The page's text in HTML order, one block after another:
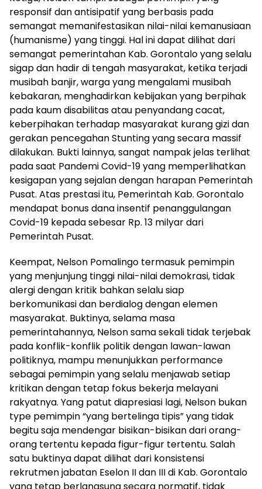
responsif dan antisipatif yang berbasis pada
semangat memanifestasikan nilai-nilai kemanusiaan
(humanisme) yang tinggi. Hal ini dapat dilihat dari
semangat pemerintahan Kab. Gorontalo yang selalu
sigap dan hadir di tengah masyarakat, ketika terjadi
musibah banjir, warga yang mengalami musibah
kebakaran, menghadirkan kebijakan yang berpihak
pada kaum disabilitas atau penyandang cacat,
keberpihakan terhadap masyarakat kurang gizi dan
gerakan pencegahan Stunting yang secara massif
dilakukan. Bukti lainnya, sangat nampak jelas terlihat
pada saat Pandemi Covid-19 yang memperlihatkan
kesigapan yang sejalan dengan harapan Pemerintah
Pusat. Atas prestasi itu, Pemerintah Kab. Gorontalo
mendapat bonus dana insentif penanggulangan
Covid-19 kepada sebesar Rp. 13 milyar dari
Pemerintah Pusat.
Keempat, Nelson Pomalingo termasuk pemimpin
yang menjunjung tinggi nilai-nilai demokrasi, tidak
alergi dengan kritik bahkan selalu siap
berkomunikasi dan berdialog dengan elemen
masyarakat. Buktinya, selama masa
pemerintahannya, Nelson sama sekali tidak terjebak
pada konflik-konflik politik dengan lawan-lawan
politiknya, mampu menunjukkan performance
sebagai pemimpin yang selalu menjawab setiap
kritikan dengan tetap fokus bekerja melayani
rakyatnya. Yang patut diapresiasi lagi, Nelson bukan
type pemimpin “yang bertelinga tipis” yang tidak
begitu saja mendengar bisikan-bisikan dari orang-
orang tertentu kepada figur-figur tertentu. Salah
satu buktinya dapat dilihat dari konsistensi
rekrutmen jabatan Eselon II dan III di Kab. Gorontalo